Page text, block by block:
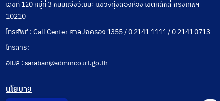
เลขที่ 120 หมู่ที่ 3 ถนนแจ้งวัฒนะ แขวงทุ่งสองห้อง เขตหลักสี่ กรุงเทพฯ
10210
โทรศัพท์ : Call Center ศาลปกครอง 1355 / 0 2141 1111 / 0 2141 0713
โทรสาร :
อีเมล : saraban@admincourt.go.th
นโยบาย